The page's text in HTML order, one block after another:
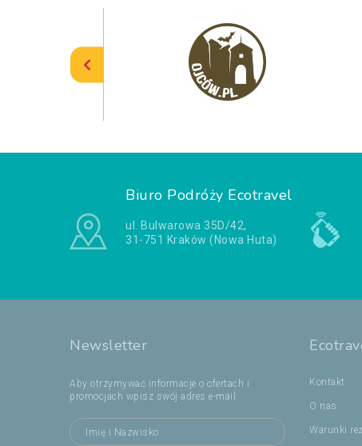
Biuro Podróży Ecotravel
ul. Bulwarowa 35D/42,
31-751 Kraków (Nowa Huta)
Newsletter
Aby otrzymywać informacje o ofertach i
promocjach wpisz swój adres e-mail:
Kontakt
O nas
Warunki